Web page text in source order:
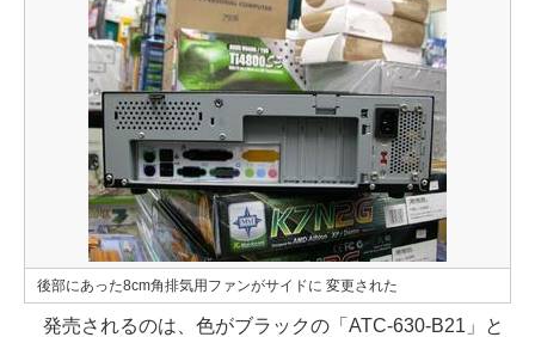
後部にあった8cm角排気用ファンがサイドに 変更された
発売されるのは、色がブラックの「ATC-630-B21」と